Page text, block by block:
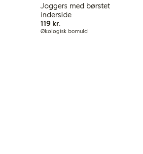
Joggers med børstet
inderside
119 kr.
Økologisk bomuld